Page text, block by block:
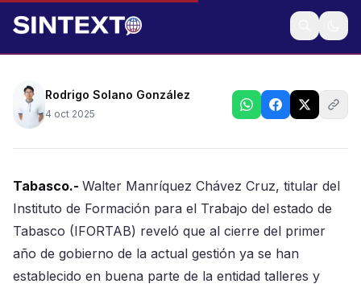
Los talleres más solicitados son: belleza, repostería,
Inteligencia Artificial y operación ferroviaria
Rodrigo Solano González
4 oct 2025
Tabasco.- Walter Manríquez Chávez Cruz, titular del
Instituto de Formación para el Trabajo del estado de
Tabasco (IFORTAB) reveló que al cierre del primer
año de gobierno de la actual gestión ya se han
establecido en buena parte de la entidad talleres y